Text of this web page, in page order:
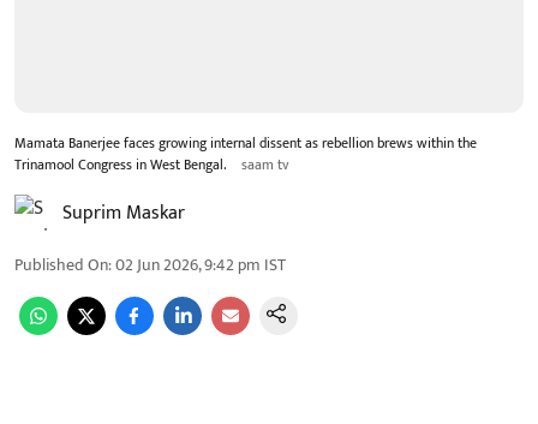
Mamata Banerjee faces growing internal dissent as rebellion brews within the
Trinamool Congress in West Bengal.
saam tv
Suprim Maskar
Published On:02 Jun 2026, 9:42 pm IST